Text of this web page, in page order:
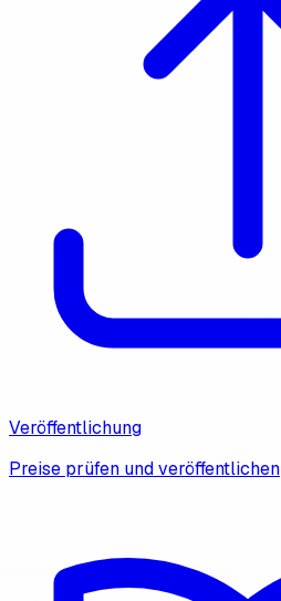
Veröffentlichung
Preise prüfen und veröffentlichen